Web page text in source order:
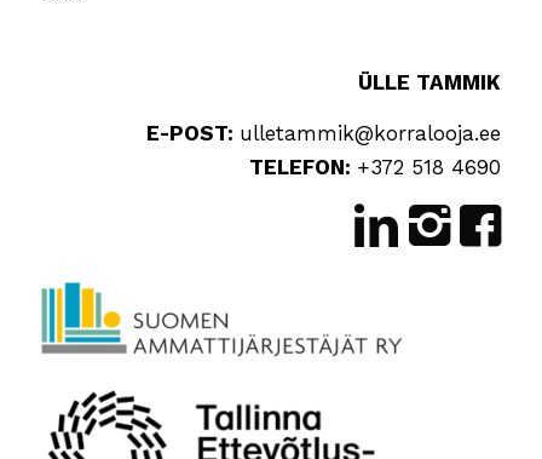
ÜLLE TAMMIK
E-POST: ulletammik@korralooja.ee
TELEFON: +372 518 4690